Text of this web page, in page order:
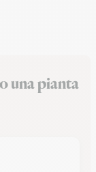
una pianta